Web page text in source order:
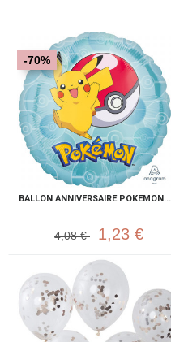
BALLON ANNIVERSAIRE POKEMON...
-70%
4,08 € 1,23 €